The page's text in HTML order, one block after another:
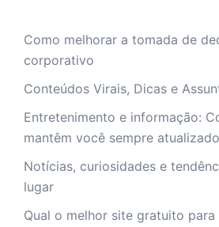
Como melhorar a tomada de
corporativo
Conteúdos Virais, Dicas e
Entretenimento e informação:
mantêm você sempre atualizado
Notícias, curiosidades e
lugar
Qual o melhor site gratuito para